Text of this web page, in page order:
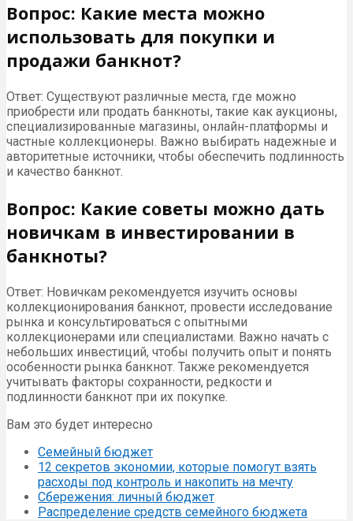
Вопрос: Какие места можно
использовать для покупки и
продажи банкнот?
Ответ: Существуют различные места, где можно
приобрести или продать банкноты, такие как аукционы,
специализированные магазины, онлайн-платформы и
частные коллекционеры. Важно выбирать надежные и
авторитетные источники, чтобы обеспечить подлинность
и качество банкнот.
Вопрос: Какие советы можно дать
новичкам в инвестировании в
банкноты?
Ответ: Новичкам рекомендуется изучить основы
коллекционирования банкнот, провести исследование
рынка и консультироваться с опытными
коллекционерами или специалистами. Важно начать с
небольших инвестиций, чтобы получить опыт и понять
особенности рынка банкнот. Также рекомендуется
учитывать факторы сохранности, редкости и
подлинности банкнот при их покупке.
Вам это будет интересно
Семейный бюджет
12 секретов экономии, которые помогут взять
расходы под контроль и накопить на мечту
Сбережения: личный бюджет
Распределение средств семейного бюджета